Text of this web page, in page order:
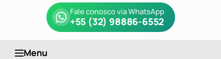
Fale conosco via WhatsApp
+55 (32) 98886-6552
Menu